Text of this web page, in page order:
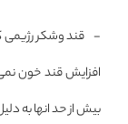
- قند وشکر رژیمی
افزایش قند خون
بیش از حد انها به